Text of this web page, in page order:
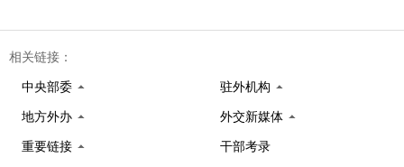
相关链接：
中央部委 驻外机构
地方外办 外交新媒体
重要链接 干部考录